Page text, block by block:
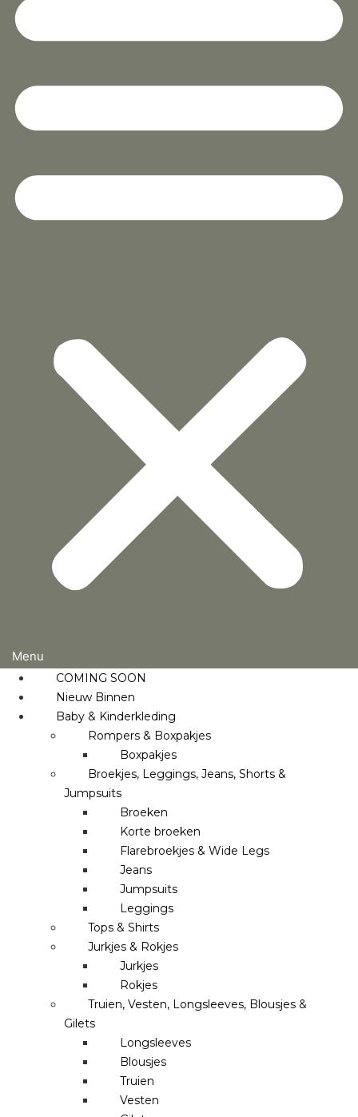
COMING SOON
Nieuw Binnen
Baby & Kinderkleding
Rompers & Boxpakjes
Boxpakjes
Broekjes, Leggings, Jeans, Shorts &
Jumpsuits
Broeken
Korte broeken
Flarebroekjes & Wide Legs
Jeans
Jumpsuits
Leggings
Tops & Shirts
Jurkjes & Rokjes
Jurkjes
Rokjes
Truien, Vesten, Longsleeves, Blousjes &
Gilets
Longsleeves
Blousjes
Truien
Vesten